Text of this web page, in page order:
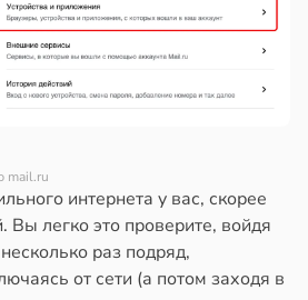
mail.ru
интернета у вас, скорее
Вы легко это проверите, войдя
раз подряд,
от сети (а потом заходя в